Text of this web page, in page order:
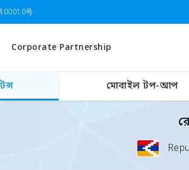
00010号
Corporate Partnership
মোবাইল টপ-আপ